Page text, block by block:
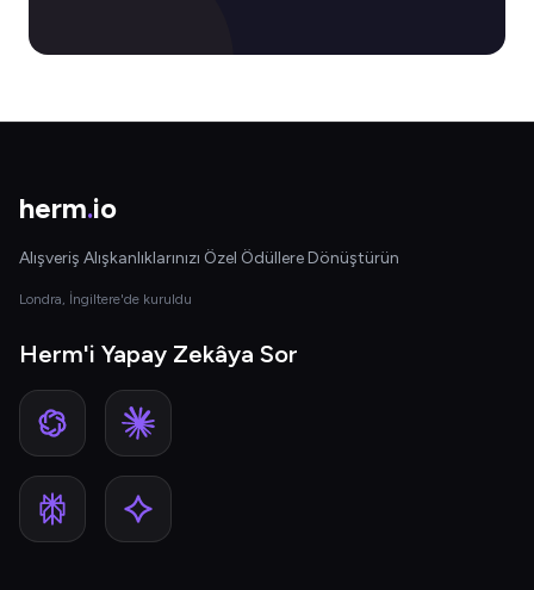
herm.io
Alışveriş Alışkanlıklarınızı Özel Ödüllere Dönüştürün
Londra, İngiltere'de kuruldu
Herm'i Yapay Zekâya Sor